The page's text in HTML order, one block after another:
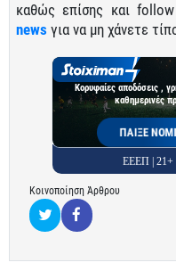
καθώς επίσης και
news για να μη χάνετε
Κορυφαίες αποδόσεις ,
καθημερινές
ΠΑΙΞΕ
ΕΕΕΠ |
Κοινοποίηση Άρθρου